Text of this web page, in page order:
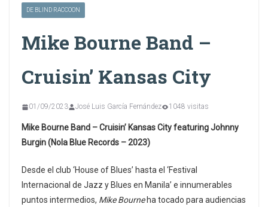
DE BLIND RACCOON
Mike Bourne Band –
Cruisin’ Kansas City
01/09/2023 José Luis García Fernández 1048 visitas
Mike Bourne Band – Cruisin’ Kansas City featuring Johnny
Burgin (Nola Blue Records – 2023)
Desde el club ‘House of Blues’ hasta el ‘Festival
Internacional de Jazz y Blues en Manila’ e innumerables
puntos intermedios, Mike Bourneha tocado para audiencias